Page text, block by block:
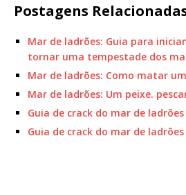
Postagens
Mar de ladrões: Guia para
tornar uma tempestade dos
Mar de ladrões: Como matar
Mar de ladrões: Um peixe.
Guia de crack do mar de ladrões
Guia de crack do mar de ladrões